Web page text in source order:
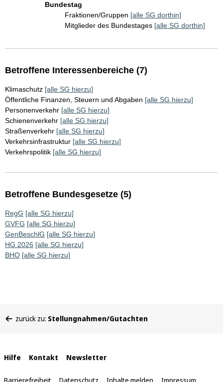
Bundestag
Fraktionen/Gruppen [alle SG dorthin]
Mitglieder des Bundestages [alle SG dorthin]
Betroffene Interessenbereiche (7)
Klimaschutz [alle SG hierzu]
Öffentliche Finanzen, Steuern und Abgaben [alle SG hierzu]
Personenverkehr [alle SG hierzu]
Schienenverkehr [alle SG hierzu]
Straßenverkehr [alle SG hierzu]
Verkehrsinfrastruktur [alle SG hierzu]
Verkehrspolitik [alle SG hierzu]
Betroffene Bundesgesetze (5)
RegG [alle SG hierzu]
GVFG [alle SG hierzu]
GenBeschlG [alle SG hierzu]
HG 2026 [alle SG hierzu]
BHO [alle SG hierzu]
befinden
zurück zu: Stellungnahmen/Gutachten
Interne
Links
Hilfe Kontakt Newsletter